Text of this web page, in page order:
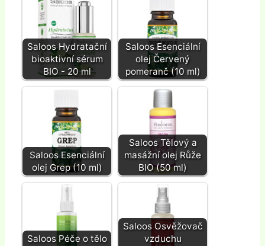
Saloos Hydratační
bioaktivní sérum
BIO - 20 ml
Saloos Esenciální
olej Červený
pomeranč (10 ml)
Saloos Esenciální
olej Grep (10 ml)
Saloos Tělový a
masážní olej Růže
BIO (50 ml)
Saloos Péče o tělo
Saloos Osvěžovač
vzduchu